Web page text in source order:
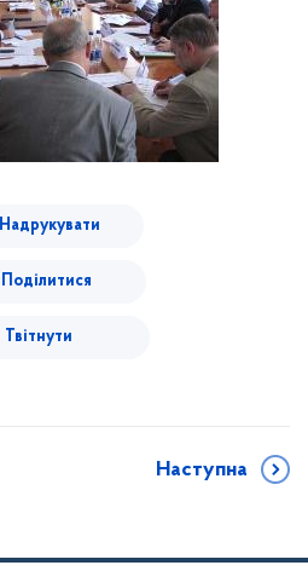
Надрукувати
Поділитися
Твітнути
Наступна